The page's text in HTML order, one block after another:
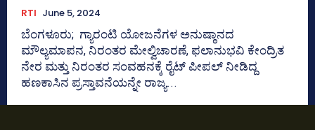
RTI June 5, 2024
ಬೆಂಗಳೂರು; ಗ್ಯಾರಂಟಿ ಯೋಜನೆಗಳ ಅನುಷ್ಠಾನದ
ಮೌಲ್ಯಮಾಪನ, ನಿರಂತರ ಮೇಲ್ವಿಚಾರಣೆ, ಫಲಾನುಭವಿ ಕೇಂದ್ರಿತ
ನೇರ ಮತ್ತು ನಿರಂತರ ಸಂವಹನಕ್ಕೆ ರೈಟ್‌ ಪೀಪಲ್‌ ನೀಡಿದ್ದ
ಹಣಕಾಸಿನ ಪ್ರಸ್ತಾವನೆಯನ್ನೇ ರಾಜ್ಯ...